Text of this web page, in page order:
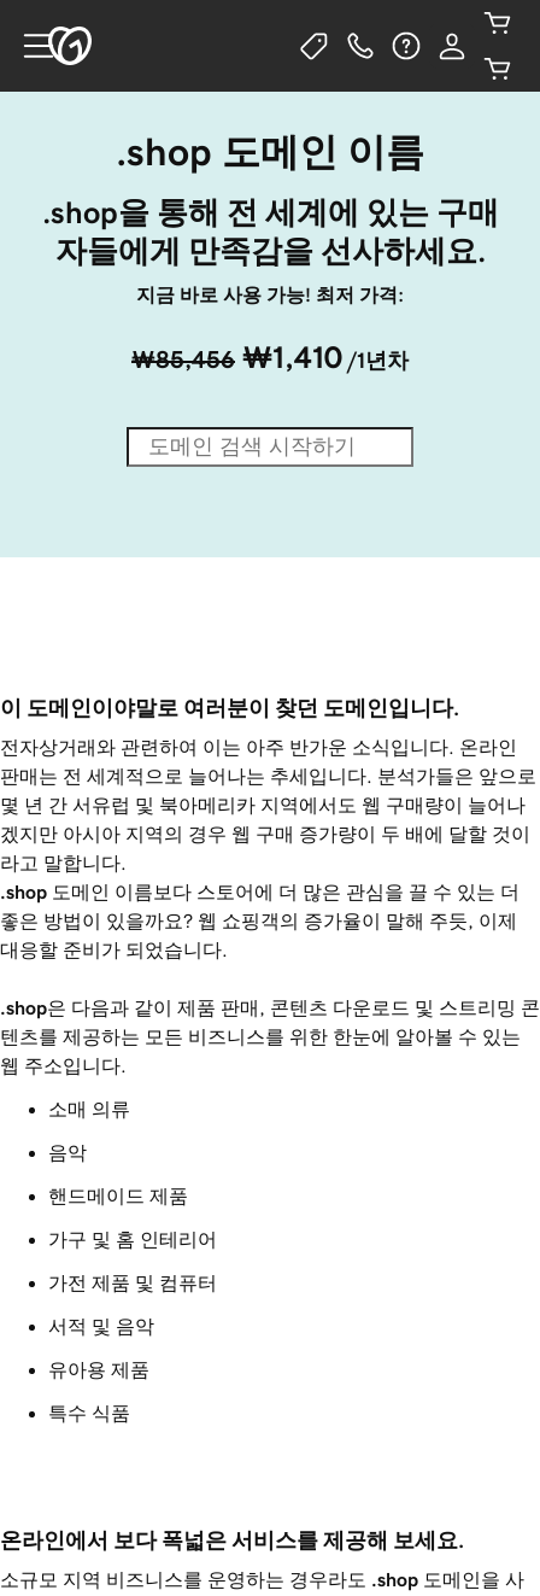
.shop 도메인 이름
.shop을 통해 전 세계에 있는 구매
자들에게 만족감을 선사하세요.
지금 바로 사용 가능! 최저 가격:
₩85,456 ₩1,410 /1년차
이 도메인이야말로 여러분이 찾던 도메인입니다.
전자상거래와 관련하여 이는 아주 반가운 소식입니다. 온라인
판매는 전 세계적으로 늘어나는 추세입니다. 분석가들은 앞으로
몇 년 간 서유럽 및 북아메리카 지역에서도 웹 구매량이 늘어나
겠지만 아시아 지역의 경우 웹 구매 증가량이 두 배에 달할 것이
라고 말합니다.
.shop 도메인 이름보다 스토어에 더 많은 관심을 끌 수 있는 더
좋은 방법이 있을까요? 웹 쇼핑객의 증가율이 말해 주듯, 이제
대응할 준비가 되었습니다.
.shop은 다음과 같이 제품 판매, 콘텐츠 다운로드 및 스트리밍 콘
텐츠를 제공하는 모든 비즈니스를 위한 한눈에 알아볼 수 있는
웹 주소입니다.
소매 의류
음악
핸드메이드 제품
가구 및 홈 인테리어
가전 제품 및 컴퓨터
서적 및 음악
유아용 제품
특수 식품
온라인에서 보다 폭넓은 서비스를 제공해 보세요.
소규모 지역 비즈니스를 운영하는 경우라도 .shop 도메인을 사